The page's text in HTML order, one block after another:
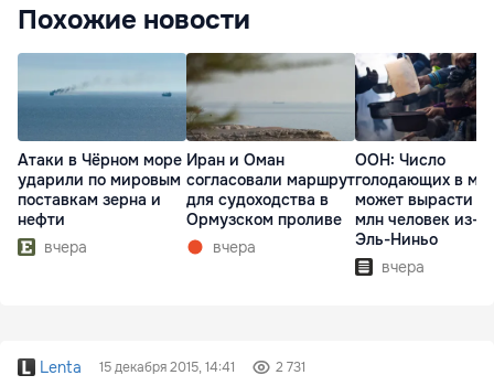
Похожие новости
Атаки в Чёрном море
ударили по мировым
поставкам зерна и
нефти
вчера
Иран и Оман
согласовали маршрут
для судоходства в
Ормузском проливе
вчера
ООН: Число
голодающих в
может вырасти
млн человек из-за
Эль-Ниньо
вчера
Lenta 15 декабря 2015, 14:41 2 731